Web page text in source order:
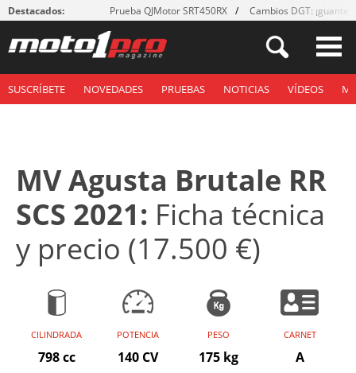
Destacados: Prueba QJMotor SRT450RX Cambios DGT: ¡guantes!
SUSCRÍBETE NOVEDADES PRUEBAS NOTICIAS VÍDEOS
MV Agusta Brutale RR
SCS 2021: Ficha técnica
y precio (17.500 €)
CILINDRADA
798 cc
POTENCIA
140 CV
PESO
175 kg
CARNET
A